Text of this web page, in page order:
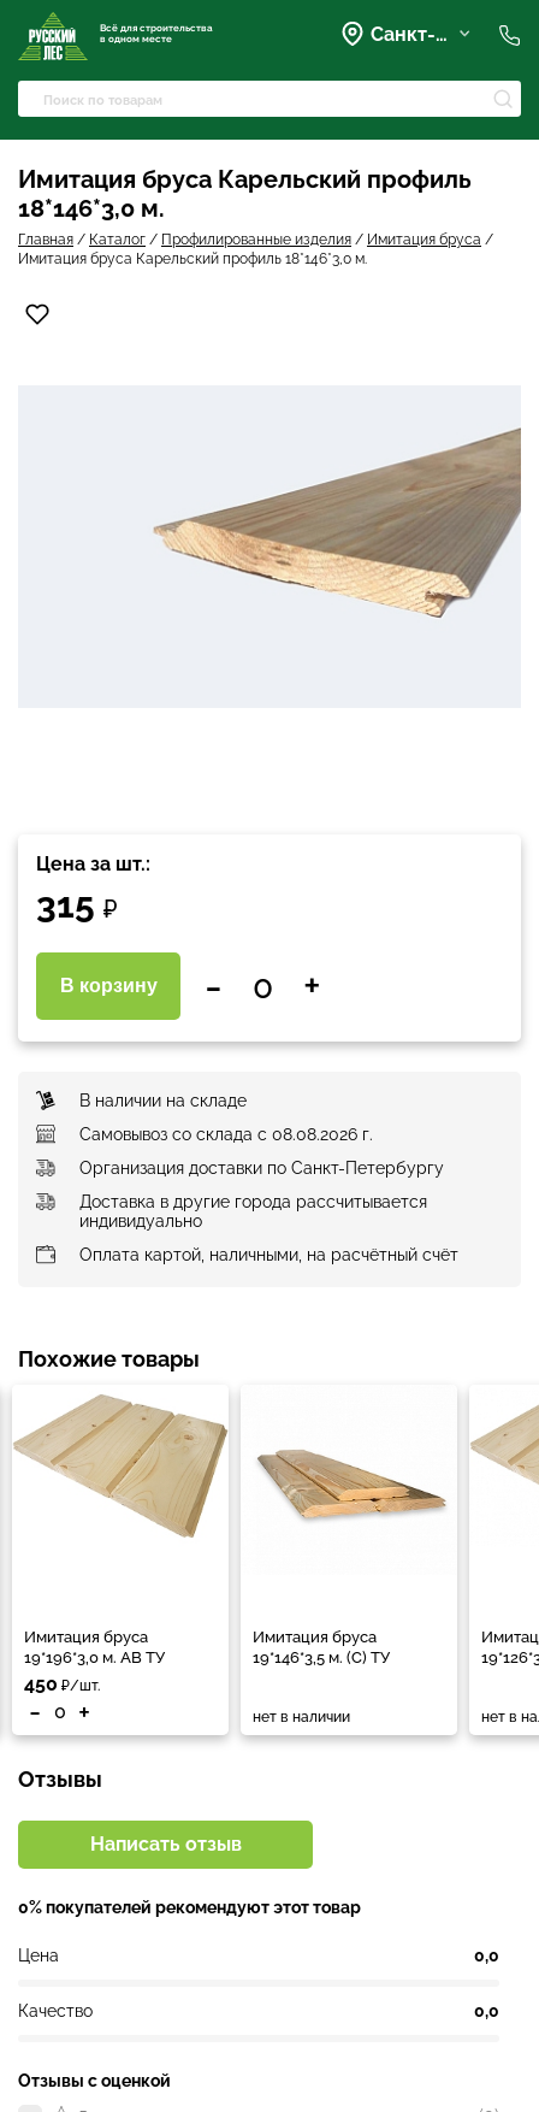
Всё для строительства
в одном месте
Санкт-Петербург
+7 (903) 684-62-00
+7 (921) 837-16-16
Вартемяги, Колхозная улица,
+7 (921) 148-51-51
Имитация бруса Карельский профиль
18*146*3,0 м.
Главная / Каталог / Профилированные изделия / Имитация бруса /
Имитация бруса Карельский профиль 18*146*3,0 м.
Цена за шт.:
315 ₽
В корзину - +
В наличии на складе
Самовывоз со склада с 08.08.2026 г.
Организация доставки по Санкт-Петербургу
Доставка в другие города рассчитывается
индивидуально
Оплата картой, наличными, на расчётный счёт
Похожие товары
Имитация бруса
19*196*3,0 м. АВ ТУ
450 ₽/шт.
- +
Имитация бруса
19*146*3,5 м. (С) ТУ
нет в наличии нет в
Отзывы
Написать отзыв
0% покупателей рекомендуют этот товар
Цена 0,0
Качество 0,0
Отзывы с оценкой